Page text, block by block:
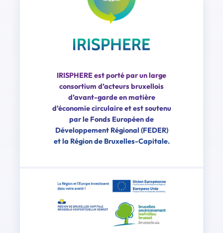
IRISPHERE est porté par un large
consortium d’acteurs bruxellois
d’avant-garde en matière
d’économie circulaire et est soutenu
par le Fonds Européen de
Développement Régional (FEDER)
et la Région de Bruxelles-Capitale.